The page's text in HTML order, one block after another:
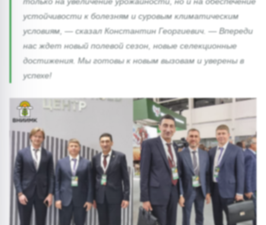
устойчивости к болезням и суровым климатическим
условиям, — сказал Константин Георгиевич. — Впереди
нас ждет новый полевой сезон, новые селекционные
достижения. Мы готовы к новым вызовам и уверены в
успехе!